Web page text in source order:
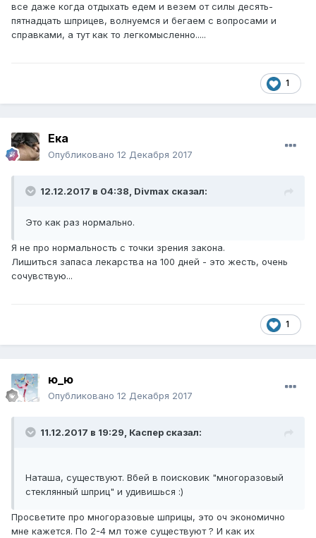
все даже когда отдыхать едем и везем от силы десять-
пятнадцать шприцев, волнуемся и бегаем с вопросами и
справками, а тут как то легкомысленно.....
1
Ека
Опубликовано 12 Декабря 2017
12.12.2017 в 04:38, Divmax сказал:
Это как раз нормально.
Я не про нормальность с точки зрения закона.
Лишиться запаса лекарства на 100 дней - это жесть, очень
сочувствую...
1
ю_ю
Опубликовано 12 Декабря 2017
11.12.2017 в 19:29, Каспер сказал:
Наташа, существуют. Вбей в поисковик "многоразовый
стеклянный шприц" и удивишься :)
Просветите про многоразовые шприцы, это оч экономично
мне кажется. По 2-4 мл тоже существуют ? И как их